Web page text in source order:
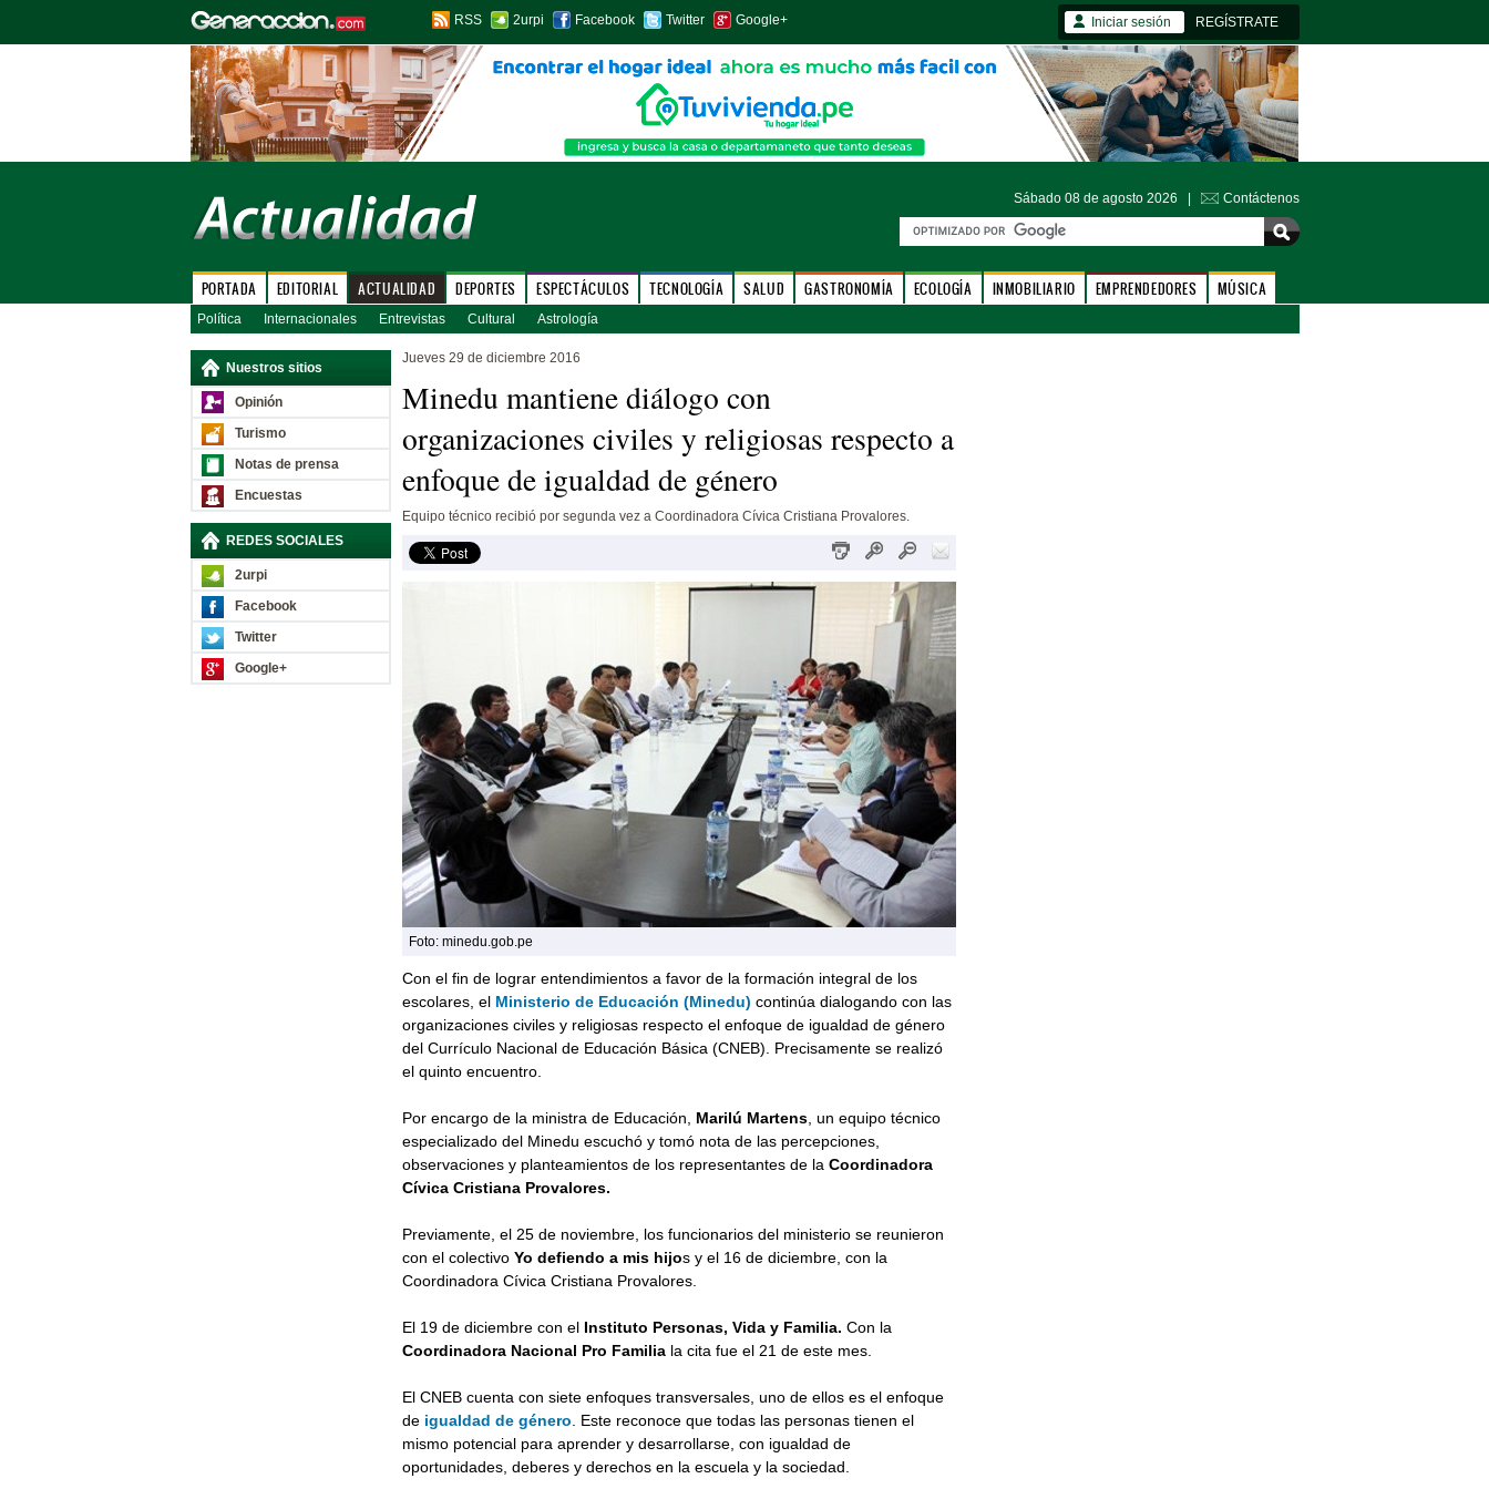
RSS 2urpi Facebook Twitter Google+ Iniciar sesión REGÍSTRATE
Sábado 08 de agosto 2026 | Contáctenos
PORTADA EDITORIAL ACTUALIDAD DEPORTES ESPECTÁCULOS TECNOLOGÍA SALUD GASTRONOMÍA ECOLOGÍA INMOBILIARIO EMPRENDEDORES MÚSICA
Política Internacionales Entrevistas Cultural Astrología
Nuestros sitios
Opinión
Turismo
Notas de prensa
Encuestas
REDES SOCIALES
2urpi
Facebook
Twitter
Google+
Jueves 29 de diciembre 2016
Minedu mantiene diálogo con
organizaciones civiles y religiosas respecto a
enfoque de igualdad de género
Equipo técnico recibió por segunda vez a Coordinadora Cívica Cristiana Provalores.
Foto: minedu.gob.pe
Con el fin de lograr entendimientos a favor de la formación integral de los
escolares, el Ministerio de Educación (Minedu) continúa dialogando con las
organizaciones civiles y religiosas respecto el enfoque de igualdad de género
del Currículo Nacional de Educación Básica (CNEB). Precisamente se realizó
el quinto encuentro.
Por encargo de la ministra de Educación, Marilú Martens, un equipo técnico
especializado del Minedu escuchó y tomó nota de las percepciones,
observaciones y planteamientos de los representantes de la Coordinadora
Cívica Cristiana Provalores.
Previamente, el 25 de noviembre, los funcionarios del ministerio se reunieron
con el colectivo Yo defiendo a mis hijos y el 16 de diciembre, con la
Coordinadora Cívica Cristiana Provalores.
El 19 de diciembre con el Instituto Personas, Vida y Familia. Con la
Coordinadora Nacional Pro Familiala cita fue el 21 de este mes.
El CNEB cuenta con siete enfoques transversales, uno de ellos es el enfoque
de igualdad de género . Este reconoce que todas las personas tienen el
mismo potencial para aprender y desarrollarse, con igualdad de
oportunidades, deberes y derechos en la escuela y la sociedad.